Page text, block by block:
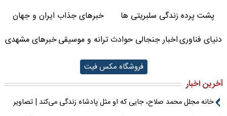
پشت پرده زندگی سلبریتی ها
خبرهای جذاب ایران و جهان
دنیای فناوریاخبار جنجالی حوادثترانه و موسیقیخبرهای مشهدی
فروشگاه مکس فیت
آخرین اخبار
خانه مجلل محمد صلاح، جایی که او مثل پادشاه زندگی می‌کند | تصاویر